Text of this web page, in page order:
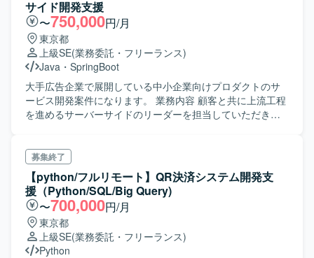
の管理画面から、セキュリティアラートの内容確認
EDR（Microsoft Defender for Endpoint）やIdentity保護製品
（Microsoft Defender for Identity）などのログを調査
ユーザヒアリング ・モバイルデバイス管理 - Intuneの設
計/構築（プロファイル作成等）
サイド開発支援
〜750,000円/月
東京都
上級SE(業務委託・フリーランス)
Java ・ SpringBoot
大手広告企業で展開している中小企業向けプロダクトのサ
ービス開発案件になります。 業務内容 顧客と共に上流工程
を進めるサーバーサイドのリーダーを担当していただきま
ンなど） ・内部/外部の組織との間の円滑な業務コラボレー
ションのためのサポート ・開発の生産性向上のための業務
支援（リソース管理、プロセス改善、会議主催など） ・上
流工程成果物の作成およびレビュー 【技術要素】 Java8
Spring Oracle 19c Linux（OS） Jenkins（CI/CD） Github
Enterprise（バージョン管理） Confluence（ドキュメント
管理） その他 JIRA・Slack・Teams
募集終了
【python/フルリモート】QR決済システム開発支
援（Python/SQL/Big Query)
〜700,000円/月
東京都
上級SE(業務委託・フリーランス)
Python